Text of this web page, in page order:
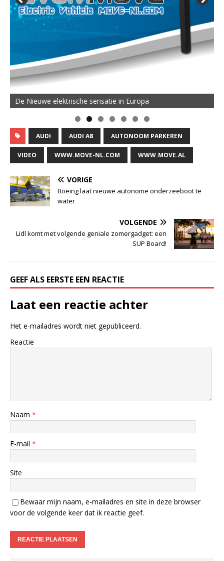
De Nieuwe elektrische sensatie in Europa
AUDI AUDI A8 AUTONOOM PARKEREN
VIDEO WWW.MOVE-NL.COM WWW.MOVE.AL
VORIGE
Boeing laat nieuwe autonome onderzeeboot te
water
VOLGENDE
Lidl komt met volgende geniale zomergadget: een
SUP Board!
GEEF ALS EERSTE EEN REACTIE
Laat een reactie achter
Het e-mailadres wordt niet gepubliceerd.
Reactie
Naam *
E-mail *
Site
Bewaar mijn naam, e-mailadres en site in deze browser
voor de volgende keer dat ik reactie geef.